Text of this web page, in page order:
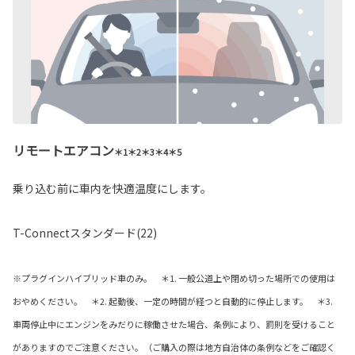
リモートエアコン＊1＊2＊3＊4＊5
乗り込む前に車内を快適温度にします。
T-Connectスタンダード(22)
※プラグインハイブリッド車のみ。 ＊1. 一般公道上や閉め切った場所での使用は
おやめください。 ＊2. 起動後、一定の時間が経つと自動的に停止します。 ＊3.
車両停止中にエンジンをみだりに稼働させた場合、条例により、罰則を受けること
がありますのでご注意ください。（ご購入の際は地方自治体の条例などをご確認く